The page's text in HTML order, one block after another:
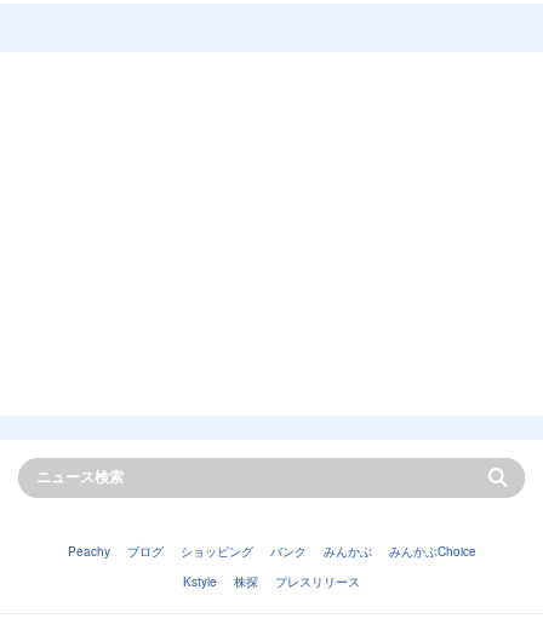
Peachy ブログ ショッピング バンク みんかぶ
みんかぶChoice
Kstyle
株探 プレスリリース